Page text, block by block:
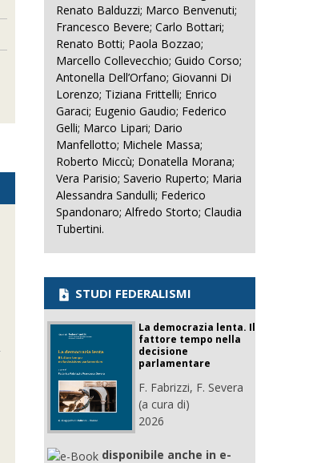
Renato Balduzzi; Marco Benvenuti;
Francesco Bevere; Carlo Bottari;
Renato Botti; Paola Bozzao;
Marcello Collevecchio; Guido Corso;
Antonella Dell’Orfano; Giovanni Di
Lorenzo; Tiziana Frittelli; Enrico
Garaci; Eugenio Gaudio; Federico
Gelli; Marco Lipari; Dario
Manfellotto; Michele Massa;
Roberto Miccù; Donatella Morana;
Vera Parisio; Saverio Ruperto; Maria
Alessandra Sandulli; Federico
Spandonaro; Alfredo Storto; Claudia
Tubertini.
STUDI FEDERALISMI
La democrazia lenta. Il
fattore tempo nella
decisione
parlamentare
F. Fabrizzi, F. Severa
(a cura di)
2026
disponibile anche in e-